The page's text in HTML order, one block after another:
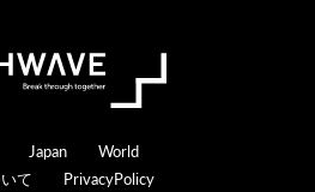
Japan
World
て
PrivacyPolicy